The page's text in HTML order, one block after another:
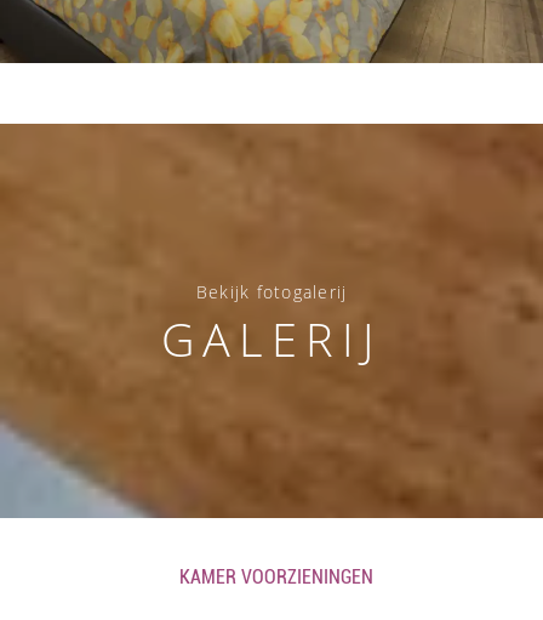
Bekijk fotogalerij
GALERIJ
KAMER VOORZIENINGEN